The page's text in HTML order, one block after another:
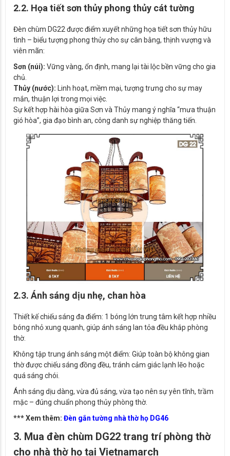
2.2. Họa tiết sơn thủy phong thủy cát tường
Đèn chùm DG22 được điểm xuyết những họa tiết sơn thủy hữu
tình – biểu tượng phong thủy cho sự cân bằng, thịnh vượng và
viên mãn:
Sơn (núi): Vững vàng, ổn định, mang lại tài lộc bền vững cho gia
chủ.
Thủy (nước): Linh hoạt, mềm mại, tượng trưng cho sự may
mắn, thuận lợi trong mọi việc.
Sự kết hợp hài hòa giữa Sơn và Thủy mang ý nghĩa “mưa thuận
gió hòa”, gia đạo bình an, công danh sự nghiệp thăng tiến.
2.3. Ánh sáng dịu nhẹ, chan hòa
Thiết kế chiếu sáng đa điểm: 1 bóng lớn trung tâm kết hợp nhiều
bóng nhỏ xung quanh, giúp ánh sáng lan tỏa đều khắp phòng
thờ.
Không tập trung ánh sáng một điểm: Giúp toàn bộ không gian
thờ được chiếu sáng đồng đều, tránh cảm giác lạnh lẽo hoặc
quá sáng chói.
Ánh sáng dịu dàng, vừa đủ sáng, vừa tạo nên sự yên tĩnh, trầm
mặc – đúng chuẩn phong thủy phòng thờ.
*** Xem thêm: Đèn gắn tường nhà thờ họ DG46
3. Mua đèn chùm DG22 trang trí phòng thờ
cho nhà thờ họ tại Vietnamarch